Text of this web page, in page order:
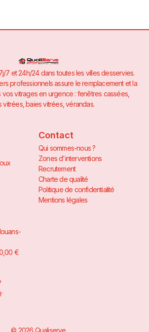
7 et 24h/24 dans toutes les villes desservies.
professionnels assure le remplacement et la
vitrages en urgence : fenêtres cassées,
vitrées, baies vitrées, vérandas.
Contact
Qui sommes-nous ?
Zones d'interventions
Recrutement
Charte de qualité
Politique de confidentialité
Mentions légales
€